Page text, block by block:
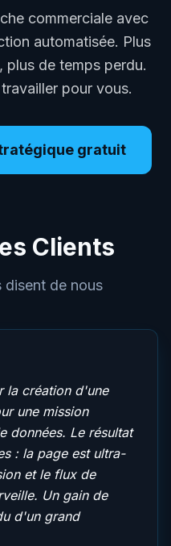
commerciale avec
automatisée. Plus
plus de temps perdu.
pour vous.
gratuit
Clients
disent de nous
la création d'une
une mission
données. Le résultat
: la page est ultra-
et le flux de
Un gain de
d'un grand